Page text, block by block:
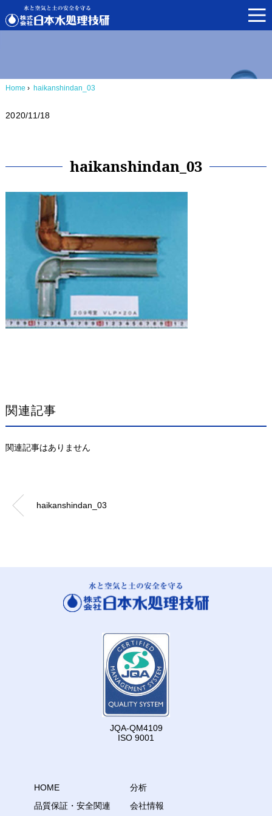
Home › haikanshindan_03
2020/11/18
haikanshindan_03
関連記事
関連記事はありません
haikanshindan_03
JQA-QM4109
ISO 9001
HOME
品質保証・安全関連
分析
会社情報